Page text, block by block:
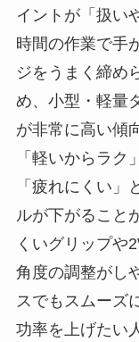
イントが「扱い
時間の作業で手
ジをうまく締め
め、小型・軽量
が非常に高い傾
「軽いからラク
「疲れにくい
ルが下がること
くいグリップや
角度の調整がし
スでもスムーズ
功率を上げたい